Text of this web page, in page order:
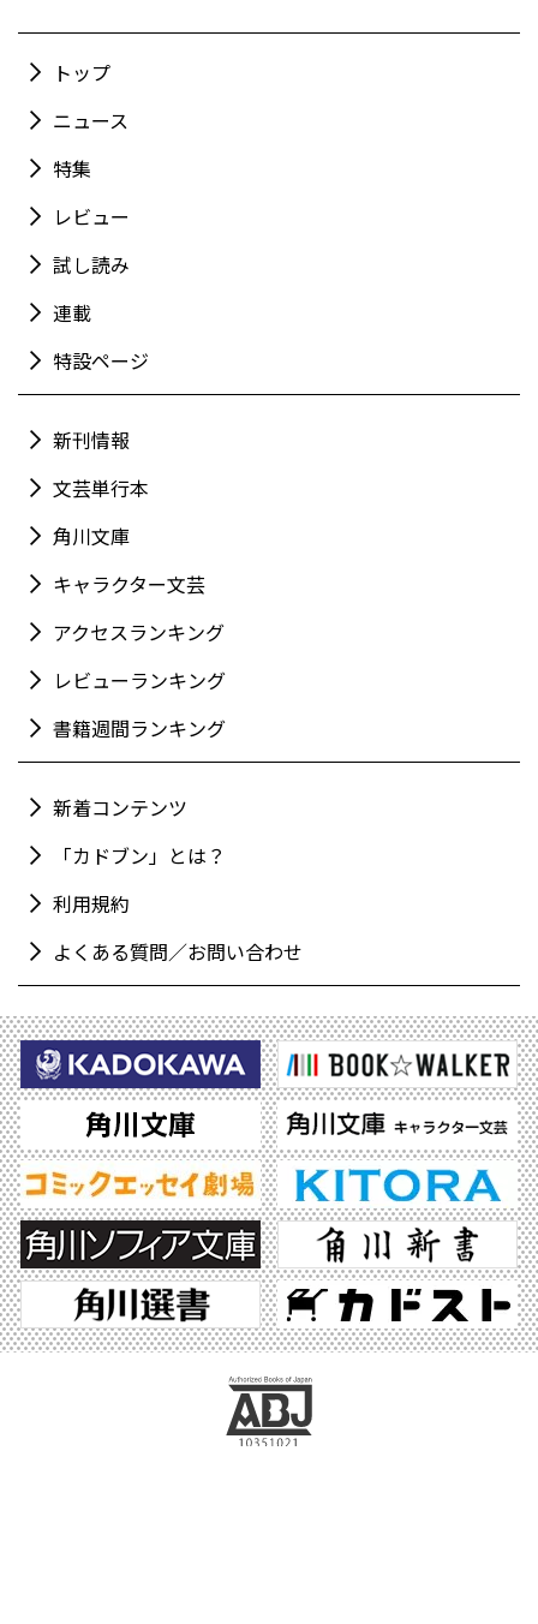
トップ
ニュース
特集
レビュー
試し読み
連載
特設ページ
新刊情報
文芸単行本
角川文庫
キャラクター文芸
アクセスランキング
レビューランキング
書籍週間ランキング
新着コンテンツ
「カドブン」とは？
利用規約
よくある質問／お問い合わせ